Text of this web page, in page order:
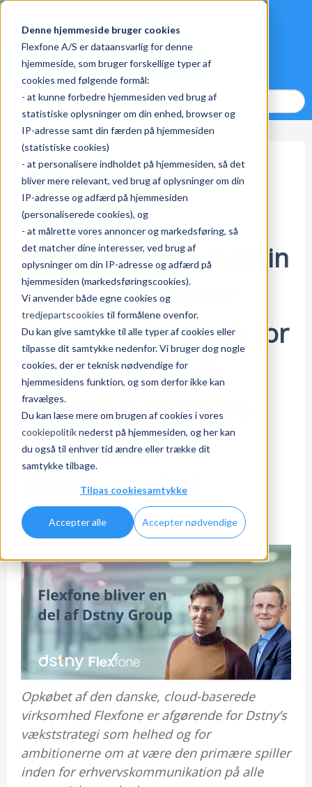
Denne hjemmeside bruger cookies
Flexfone A/S er dataansvarlig for denne
hjemmeside, som bruger forskellige typer af
cookies med følgende formål:
- at kunne forbedre hjemmesiden ved brug af
statistiske oplysninger om din enhed, browser og
IP-adresse samt din færden på hjemmesiden
(statistiske cookies)
- at personalisere indholdet på hjemmesiden, så det
bliver mere relevant, ved brug af oplysninger om din
IP-adresse og adfærd på hjemmesiden
(personaliserede cookies), og
- at målrette vores annoncer og markedsføring, så
det matcher dine interesser, ved brug af
oplysninger om din IP-adresse og adfærd på
hjemmesiden (markedsføringscookies).
Vi anvender både egne cookies og
tredjepartscookies til formålene ovenfor.
Du kan give samtykke til alle typer af cookies eller
tilpasse dit samtykke nedenfor. Vi bruger dog nogle
cookies, der er teknisk nødvendige for
hjemmesidens funktion, og som derfor ikke kan
fravælges.
Du kan læse mere om brugen af cookies i vores
cookiepolitiknederst på hjemmesiden, og her kan
du også til enhver tid ændre eller trække dit
samtykke tilbage.
Tilpas cookiesamtykke
Accepter alle Accepter nødvendige
Den europæiske
udbyder af
kommunikationsløsnin
ger Dstny opkøber
Flexfone i Danmark for
at skabe en af de
førende B2B UCaaS-
udbydere på det
danske marked
Mar 30, 2023 9:04:21 AM / afMarie Gaarde
Opkøbet af den danske, cloud-baserede
virksomhed Flexfone er afgørende for Dstny’s
vækststrategi som helhed og for
ambitionerne om at være den primære spiller
inden for erhvervskommunikation på alle